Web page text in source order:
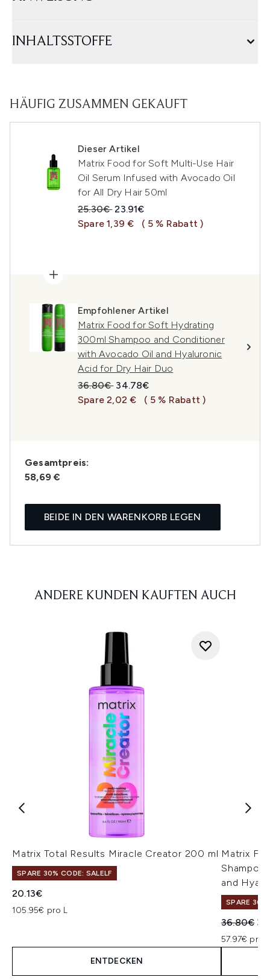
INHALTSSTOFFE
HÄUFIG ZUSAMMEN GEKAUFT
Dieser Artikel
Matrix Food for Soft Multi-Use Hair
Oil Serum Infused with Avocado Oil
for All Dry Hair 50ml
Unverbindliche Preisempfehlung:
25.30€Aktueller Preis:
23.91€
Spare 1,39 €
( 5 % Rabatt )
Empfohlener Artikel
Matrix Food for Soft Hydrating
300ml Shampoo and Conditioner
with Avocado Oil and Hyaluronic
Acid for Dry Hair Duo
Unverbindliche Preisempfehlung:
36.80€ Aktueller Preis:
34.78€
Spare 2,02 €
( 5 % Rabatt )
Gesamtpreis:
58,69 €
BEIDE IN DEN WARENKORB LEGEN
ANDERE KUNDEN KAUFTEN AUCH
Matrix Total Results Miracle Creator 200 ml
SPARE 30% CODE: SALELF
20.13€
105.95€ pro L
ENTDECKEN
Matrix
and
SPARE 30%
36.80€
57.97€ pro